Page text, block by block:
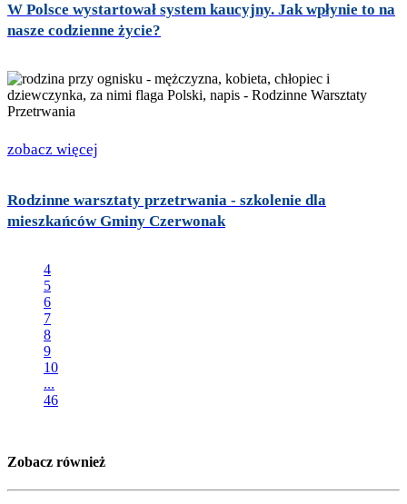
W Polsce wystartował system kaucyjny. Jak wpłynie to na
nasze codzienne życie?
zobacz więcej
Rodzinne warsztaty przetrwania - szkolenie dla
mieszkańców Gminy Czerwonak
4
5
6
7
8
9
10
...
46
Zobacz również